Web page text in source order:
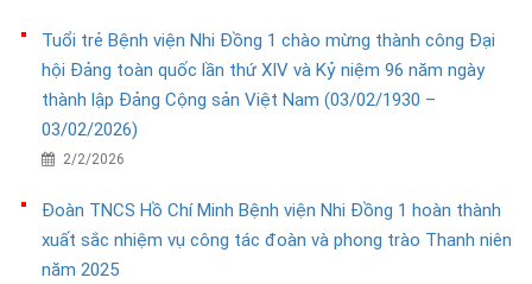
Tuổi trẻ Bệnh viện Nhi Đồng 1 chào mừng thành công Đại
hội Đảng toàn quốc lần thứ XIV và Kỷ niệm 96 năm ngày
thành lập Đảng Cộng sản Việt Nam (03/02/1930 –
03/02/2026)
2/2/2026
Đoàn TNCS Hồ Chí Minh Bệnh viện Nhi Đồng 1 hoàn thành
xuất sắc nhiệm vụ công tác đoàn và phong trào Thanh niên
năm 2025